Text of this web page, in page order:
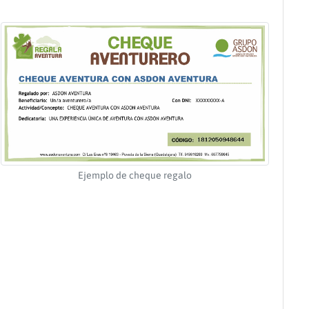
Ejemplo de cheque regalo